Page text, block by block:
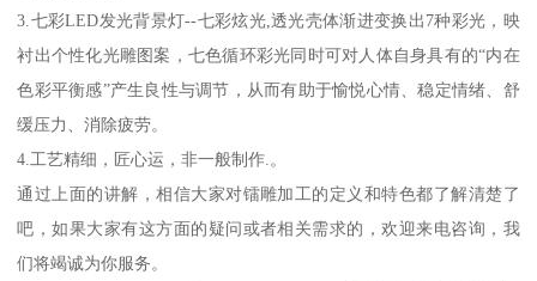
3.七彩LED发光背景灯--七彩炫光,透光壳体渐进变换出7种彩光，映
衬出个性化光雕图案，七色循环彩光同时可对人体自身具有的“内在
色彩平衡感”产生良性与调节，从而有助于愉悦心情、稳定情绪、舒
缓压力、消除疲劳。
4.工艺精细，匠心运，非一般制作.。
通过上面的讲解，相信大家对镭雕加工的定义和特色都了解清楚了
吧，如果大家有这方面的疑问或者相关需求的，欢迎来电咨询，我
们将竭诚为你服务。